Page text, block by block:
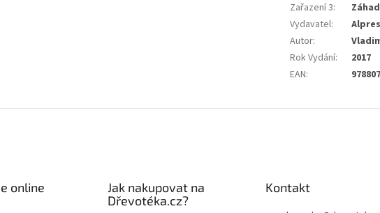
Zařazení 3:
Vydavatel:
Autor:
Rok Vydání:
2017
EAN:
online
Jak nakupovat na
Dřevotéka.cz?
Kontakt